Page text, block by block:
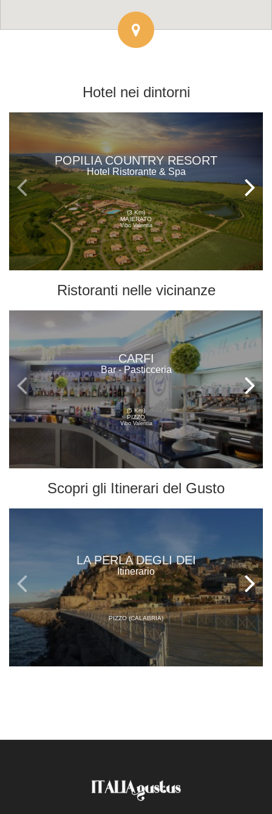
Hotel nei dintorni
POPILIA COUNTRY RESORT
Hotel Ristorante & Spa
(3 Km)
MAIERATO
Vibo Valentia
Ristoranti nelle vicinanze
CARFI
Bar - Pasticceria
(5 Km)
PIZZO
Vibo Valentia
Scopri gli Itinerari del Gusto
LA PERLA DEGLI DEI
Itinerario
PIZZO (CALABRIA)